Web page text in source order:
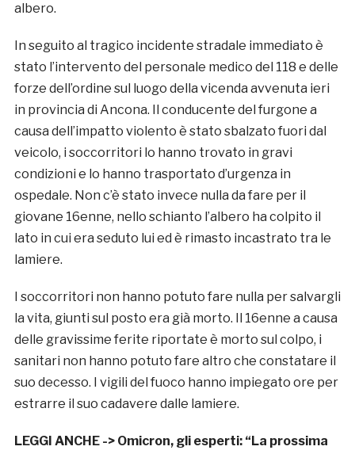
albero.
In seguito al tragico incidente stradale immediato è
stato l’intervento del personale medico del 118 e delle
forze dell’ordine sul luogo della vicenda avvenuta ieri
in provincia di Ancona. Il conducente del furgone a
causa dell’impatto violento è stato sbalzato fuori dal
veicolo, i soccorritori lo hanno trovato in gravi
condizioni e lo hanno trasportato d’urgenza in
ospedale. Non c’è stato invece nulla da fare per il
giovane 16enne, nello schianto l’albero ha colpito il
lato in cui era seduto lui ed è rimasto incastrato tra le
lamiere.
I soccorritori non hanno potuto fare nulla per salvargli
la vita, giunti sul posto era già morto. Il 16enne a causa
delle gravissime ferite riportate è morto sul colpo, i
sanitari non hanno potuto fare altro che constatare il
suo decesso. I vigili del fuoco hanno impiegato ore per
estrarre il suo cadavere dalle lamiere.
LEGGI ANCHE -> Omicron, gli esperti: “La prossima